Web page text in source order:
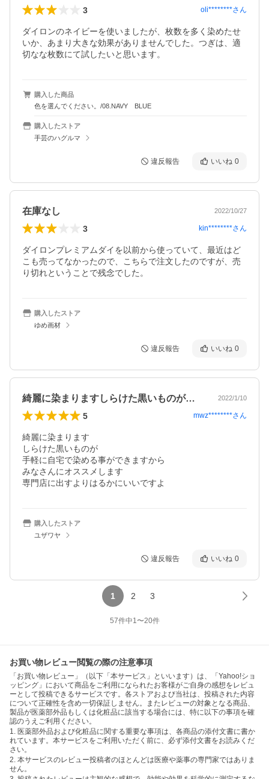
3 oli********さん
ダイロンのネイビーを使いましたが、枚数を多く染めたせ
いか、あまり大きな効果がありませんでした。つぎは、適
切なな枚数にて試したいと思います。
購入した商品
色を選んでください。/08.NAVY BLUE
購入したストア
手芸のハグルマ
違反報告 いいね 0
在庫なし 2022/10/27
3 kin********さん
ダイロンプレミアムダイを以前から使っていて、最近はど
こも売ってなかったので、こちらで注文したのですが、売
り切れということで残念でした。
購入したストア
ゆめ画材
違反報告 いいね 0
綺麗に染まりますしらけた黒いものが手軽… 2022/1/10
5 mwz********さん
綺麗に染まります
しらけた黒いものが
手軽に自宅で染める事ができますから
みなさんにオススメします
専門店に出すよりはるかにいいですよ
購入したストア
ユザワヤ
違反報告 いいね 0
1 2 3
57件中1〜20件
お買い物レビュー閲覧の際の注意事項
「お買い物レビュー」（以下「本サービス」といいます）は、「Yahoo!ショ
ッピング」において商品をご利用になられたお客様がご自身の感想をレビュ
ーとして投稿できるサービスです。各ストアおよび当社は、投稿された内容
について正確性を含め一切保証しません。またレビューの対象となる商品、
製品が医薬部外品もしくは化粧品に該当する場合には、特に以下の事項を確
認のうえご利用ください。
1. 医薬部外品および化粧品に関する重要な事項は、各商品の添付文書に書か
れています。本サービスをご利用いただく前に、必ず添付文書をお読みくだ
さい。
2. 本サービスのレビュー投稿者のほとんどは医療や薬事の専門家ではありま
せん。